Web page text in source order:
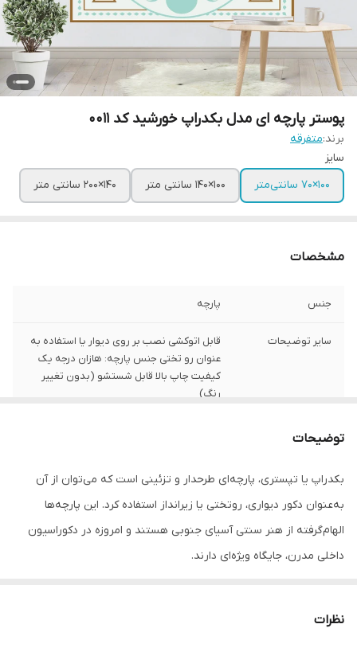
پوستر پارچه ای مدل بکدراپ خورشید کد 0011
برند:متفرقه
سایز
100×70 سانتی‌متر
100×140 سانتی متر 140×200 سانتی متر
مشخصات
جنس پارچه
سایر توضیحات
قابل اتوکشی نصب بر روی دیوار یا استفاده به
عنوان رو تختی جنس پارچه: هازان درجه یک
کیفیت چاپ بالا قابل شستشو (بدون تغییر
رنگ)
تعداد
توضیحات
بکدراپ یا تپستری، پارچه‌ای طرحدار و تزئینی است که می‌توان از آن
به‌عنوان دکور دیواری، روتختی یا زیرانداز استفاده کرد. این پارچه‌ها
الهام‌گرفته از هنر سنتی آسیای جنوبی هستند و امروزه در دکوراسیون
داخلی مدرن، جایگاه ویژه‌ای دارند.
شست‌وشو در ماشین لباسشویی هستند، بدون نگرانی از افت کیفیت یا
نظرات